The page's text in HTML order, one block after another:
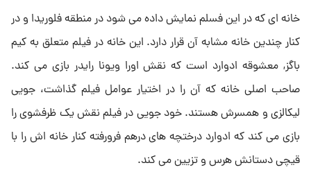
خانه ای که در این فسلم نمایش داده می شود در منطقه فلوریدا و در
کنار چندین خانه مشابه آن قرار دارد. این خانه در فیلم متعلق به کیم
باگز, معشوقه ادوارد است که نقش اورا ویونا رایدر بازی می کند.
صاحب اصلی خانه که آن را در اختیار عوامل فیلم گذاشت، جویی
لیکالزی و همسرش هستند. خود جویی در فیلم نقش یک ظرفشوی را
بازی می کند که ادوارد درختچه های درهم فرورفته کنار خانه اش را با
قیچی دستانش هرس و تزیین می کند.